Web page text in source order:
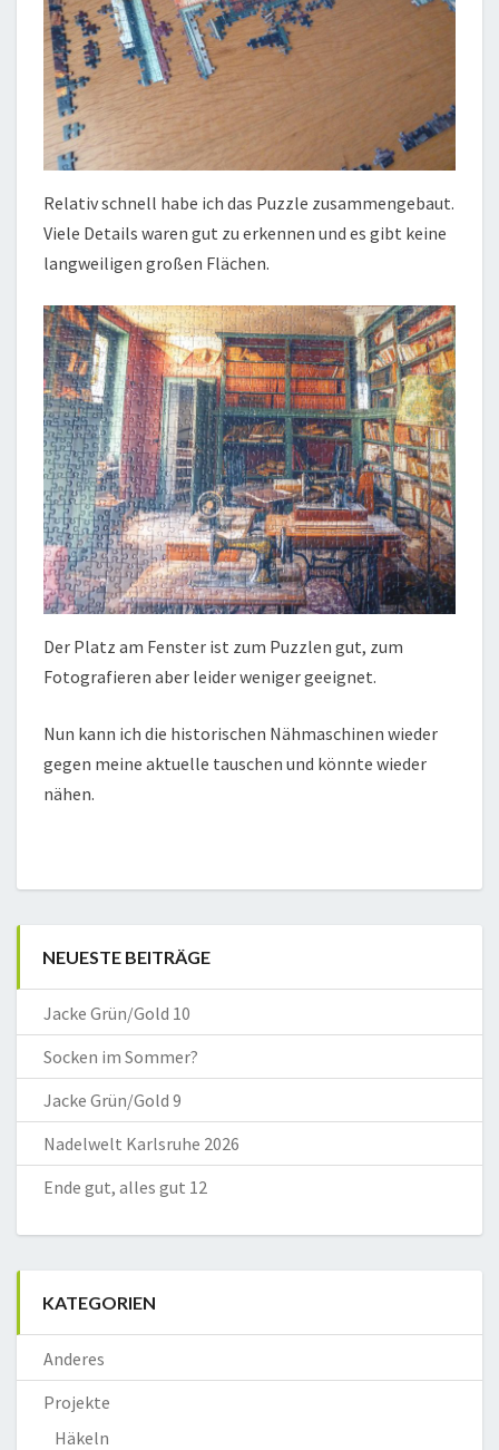
Relativ schnell habe ich das Puzzle zusammengebaut.
Viele Details waren gut zu erkennen und es gibt keine
langweiligen großen Flächen.
Der Platz am Fenster ist zum Puzzlen gut, zum
Fotografieren aber leider weniger geeignet.
Nun kann ich die historischen Nähmaschinen wieder
gegen meine aktuelle tauschen und könnte wieder
nähen.
NEUESTE BEITRÄGE
Jacke Grün/Gold 10
Socken im Sommer?
Jacke Grün/Gold 9
Nadelwelt Karlsruhe 2026
Ende gut, alles gut 12
KATEGORIEN
Anderes
Projekte
Häkeln